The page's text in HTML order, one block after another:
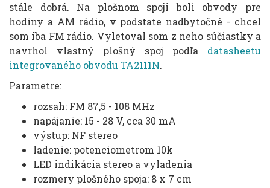
stále dobrá. Na plošnom spoji boli obvody pre
hodiny a AM rádio, v podstate nadbytočné - chcel
som iba FM rádio. Vyletoval som z neho súčiastky a
navrhol vlastný plošný spoj podľa datasheetu
integrovaného obvodu TA2111N.
Parametre:
rozsah: FM 87,5 - 108 MHz
napájanie: 15 - 28 V, cca 30 mA
výstup: NF stereo
ladenie: potenciometrom 10k
LED indikácia stereo a vyladenia
rozmery plošného spoja: 8 x 7 cm